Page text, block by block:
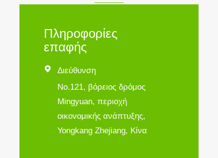
Πληροφορίες
επαφής

Διεύθυνση
No.121, βόρειος δρόμος
Mingyuan, περιοχή
οικονομικής ανάπτυξης,
Yongkang Zhejiang, Κίνα